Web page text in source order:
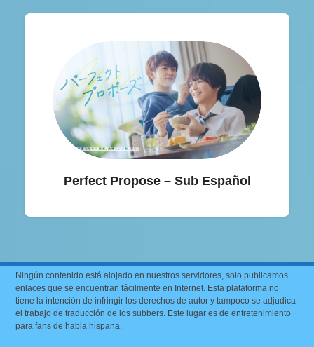
Perfect Propose – Sub Español
Ningún contenido está alojado en nuestros servidores, solo publicamos
enlaces que se encuentran fácilmente en Internet. Esta plataforma no
tiene la intención de infringir los derechos de autor y tampoco se adjudica
el trabajo de traducción de los subbers. Este lugar es de entretenimiento
para fans de habla hispana.